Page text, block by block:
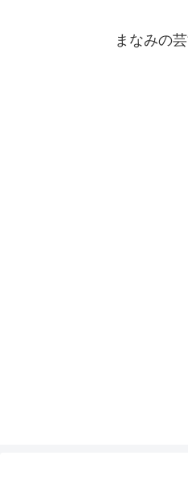
まなみの